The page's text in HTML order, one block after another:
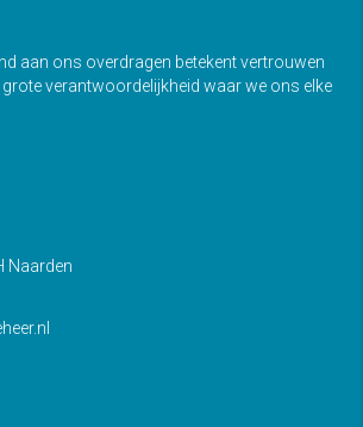
aan ons overdragen betekent vertrouwen
grote verantwoordelijkheid waar we ons elke
Naarden